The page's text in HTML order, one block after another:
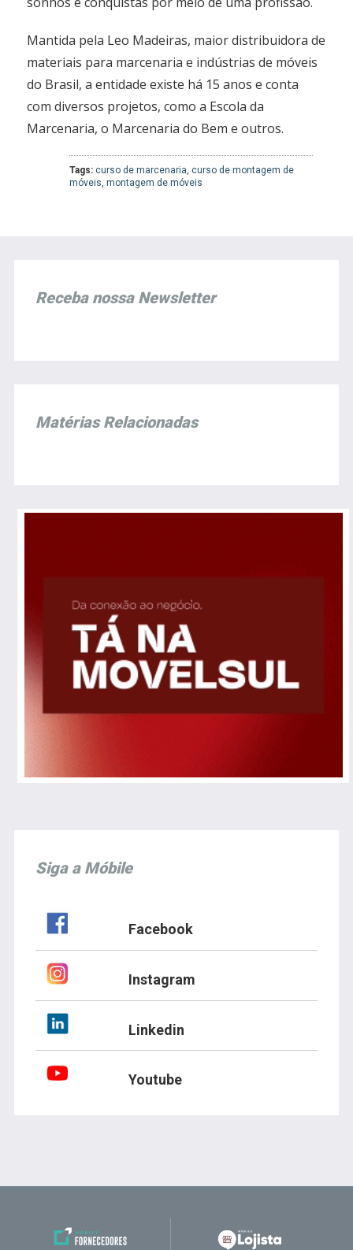
Mantida pela Leo Madeiras, maior distribuidora de
materiais para marcenaria e indústrias de móveis
do Brasil, a entidade existe há 15 anos e conta
com diversos projetos, como a Escola da
Marcenaria, o Marcenaria do Bem e outros.
Tags: curso de marcenaria, curso de montagem de
móveis, montagem de móveis
Receba nossa Newsletter
Matérias Relacionadas
Siga a Móbile
Facebook
Instagram
Linkedin
Youtube